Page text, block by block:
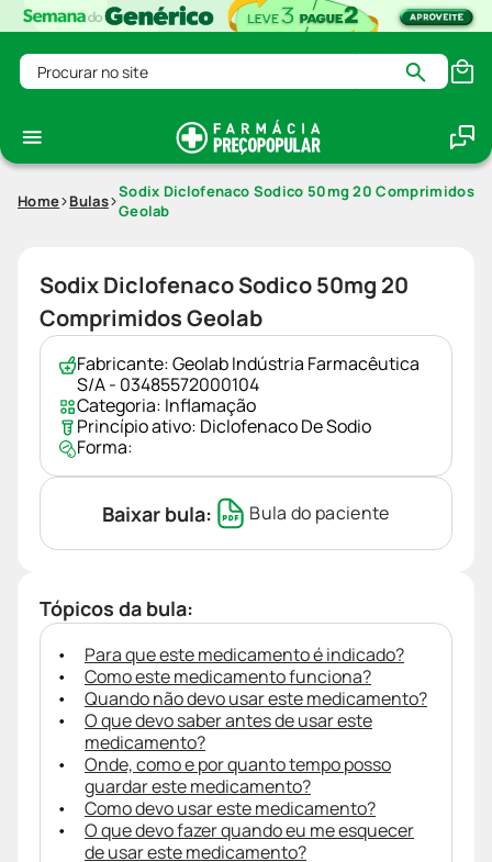
Procurar no site
Home Bulas Sodix Diclofenaco Sodico 50mg 20 Comprimidos
Geolab
Sodix Diclofenaco Sodico 50mg 20
Comprimidos Geolab
Fabricante:Geolab Indústria Farmacêutica
S/A - 03485572000104
Categoria: Inflamação
Princípio ativo: Diclofenaco De Sodio
Forma:
Baixar bula: Bula do paciente
Tópicos da bula:
Para que este medicamento é indicado?
Como este medicamento funciona?
Quando não devo usar este medicamento?
O que devo saber antes de usar este
medicamento?
Onde, como e por quanto tempo posso
guardar este medicamento?
Como devo usar este medicamento?
O que devo fazer quando eu me esquecer
de usar este medicamento?